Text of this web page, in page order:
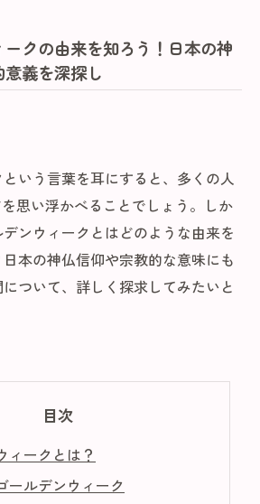
ークの由来を知ろう！日本の神
義を深探し
いう言葉を耳にすると、多くの人
思い浮かべることでしょう。しか
ンウィークとはどのような由来を
本の神仏信仰や宗教的な意味にも
ついて、詳しく探求してみたいと
目次
ィークとは？
ールデンウィーク